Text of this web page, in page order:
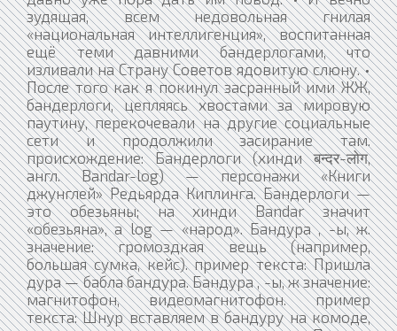
зудящая, всем недовольная гнилая
«национальная интеллигенция», воспитанная
ещё теми давними бандерлогами, что
изливали на Страну Советов ядовитую слюну. •
После того как я покинул засранный ими ЖЖ,
бандерлоги, цепляясь хвостами за мировую
паутину, перекочевали на другие социальные
сети и продолжили засирание там.
происхождение: Бандерлоги (хинди बन्दर-लोग,
англ. Bandar-log) — персонажи «Книги
джунглей» Редьярда Киплинга. Бандерлоги —
это обезьяны; на хинди Bandar значит
«обезьяна», а log — «народ». Бандура , -ы, ж.
значение: громоздкая вещь (например,
большая сумка, кейс). пример текста: Пришла
дура — бабла бандура. Бандура , -ы, ж значение:
магнитофон, видеомагнитофон. пример
текста: Шнур вставляем в бандуру на комоде,